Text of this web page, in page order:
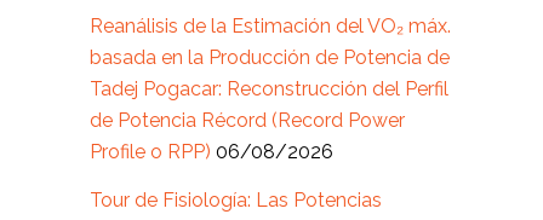
Reanálisis de la Estimación del VO₂ máx.
basada en la Producción de Potencia de
Tadej Pogacar: Reconstrucción del Perfil
de Potencia Récord (Record Power
Profile o RPP) 06/08/2026
Tour de Fisiología: Las Potencias